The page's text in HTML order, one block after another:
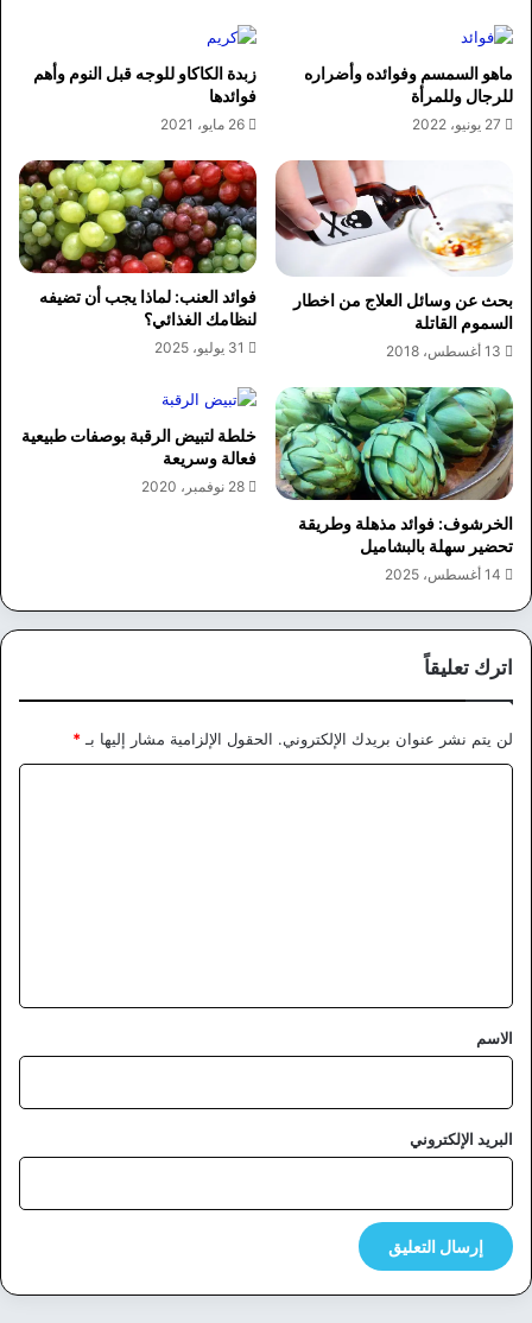
ماهو السمسم وفوائده وأضراره
للرجال وللمرأة
27 يونيو، 2022
زبدة الكاكاو للوجه قبل النوم وأهم
فوائدها
26 مايو، 2021
بحث عن وسائل العلاج من اخطار
السموم القاتلة
13 أغسطس، 2018
فوائد العنب: لماذا يجب أن تضيفه
لنظامك الغذائي؟
31 يوليو، 2025
الخرشوف: فوائد مذهلة وطريقة
تحضير سهلة بالبشاميل
14 أغسطس، 2025
خلطة لتبيض الرقبة بوصفات طبيعية
فعالة وسريعة
28 نوفمبر، 2020
اترك تعليقاً
لن يتم نشر عنوان بريدك الإلكتروني. الحقول الإلزامية مشار إليها بـ *
*
الاسم
البريد الإلكتروني